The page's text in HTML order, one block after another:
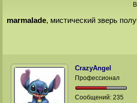
marmalade, мистический зверь
CrazyAngel
Профессионал
Сообщений:235